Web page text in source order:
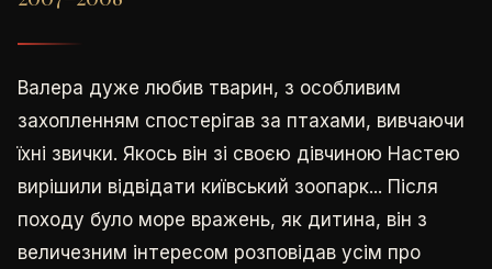
Валера дуже любив тварин, з особливим
захопленням спостерігав за птахами, вивчаючи
їхні звички. Якось він зі своєю дівчиною Настею
вирішили відвідати київський зоопарк... Після
походу було море вражень, як дитина, він з
величезним інтересом розповідав усім про